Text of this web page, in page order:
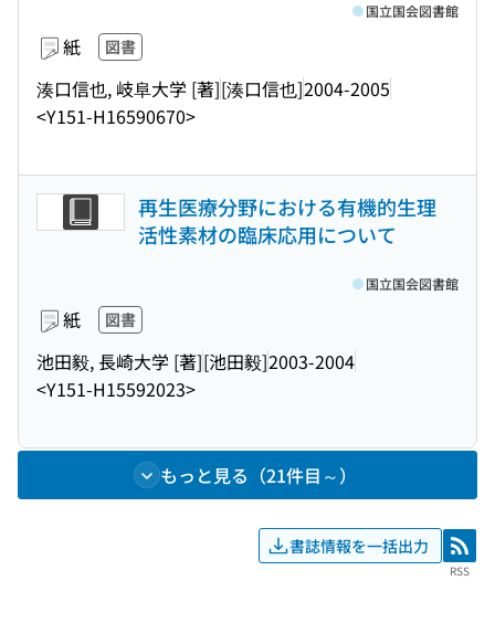
紙 図書
湊口信也, 岐阜大学 [著][湊口信也]2004-2005
<Y151-H16590670>
国立国会図書館
再生医療分野における有機的生理
活性素材の臨床応用について
紙 図書
池田毅, 長崎大学 [著][池田毅]2003-2004
<Y151-H15592023>
国立国会図書館
もっと見る（21件目～）
書誌情報を一括出力 RSS
RSS